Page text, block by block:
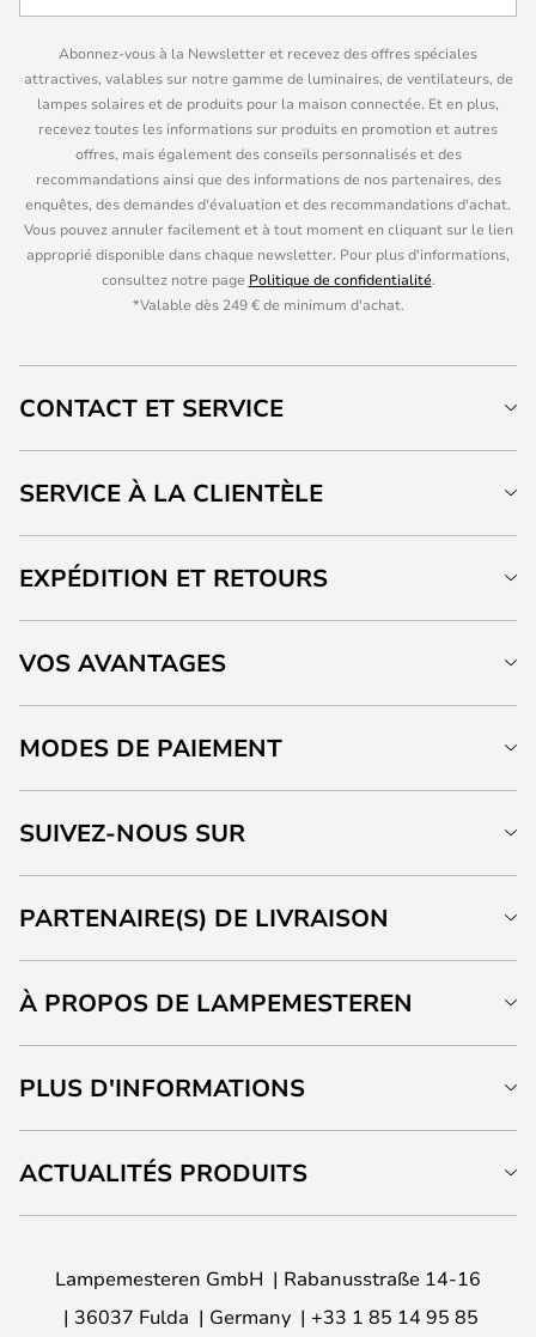
Abonnez-vous à la Newsletter et recevez des offres spéciales
attractives, valables sur notre gamme de luminaires, de ventilateurs, de
lampes solaires et de produits pour la maison connectée. Et en plus,
recevez toutes les informations sur produits en promotion et autres
offres, mais également des conseils personnalisés et des
recommandations ainsi que des informations de nos partenaires, des
enquêtes, des demandes d'évaluation et des recommandations d'achat.
Vous pouvez annuler facilement et à tout moment en cliquant sur le lien
approprié disponible dans chaque newsletter. Pour plus d'informations,
consultez notre page Politique de confidentialité.
*Valable dès 249 € de minimum d'achat.
CONTACT ET SERVICE
SERVICE À LA CLIENTÈLE
EXPÉDITION ET RETOURS
VOS AVANTAGES
MODES DE PAIEMENT
SUIVEZ-NOUS SUR
PARTENAIRE(S) DE LIVRAISON
À PROPOS DE LAMPEMESTEREN
PLUS D'INFORMATIONS
ACTUALITÉS PRODUITS
Lampemesteren GmbH
Rabanusstraße 14-16
36037 Fulda
Germany +33 1 85 14 95 85